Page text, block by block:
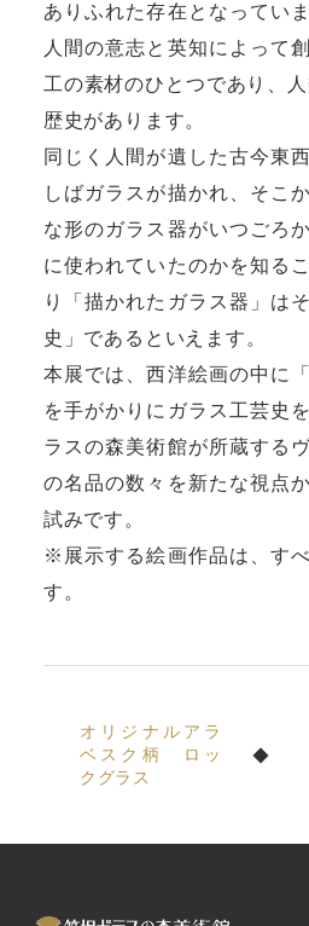
ありふれた存在となってい
人間の意志と英知によって
工の素材のひとつであり、
歴史があります。
同じく人間が遺した古今東
しばガラスが描かれ、そこ
な形のガラス器がいつごろ
に使われていたのかを知る
り「描かれたガラス器」は
史」であるといえます。
本展では、西洋絵画の中に
を手がかりにガラス工芸史
ラスの森美術館が所蔵する
の名品の数々を新たな視点
試みです。
※展示する絵画作品は、す
す。
オリジナルアラ
ベスク柄 ロッ
クグラス